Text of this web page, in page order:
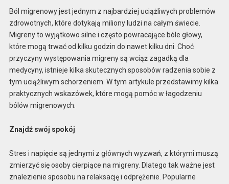
Ból migrenowy jest jednym z najbardziej uciążliwych problemów
zdrowotnych, które dotykają miliony ludzi na całym świecie.
Migreny to wyjątkowo silne i często powracające bóle głowy,
które mogą trwać od kilku godzin do nawet kilku dni. Choć
przyczyny występowania migreny są wciąż zagadką dla
medycyny, istnieje kilka skutecznych sposobów radzenia sobie z
tym uciążliwym schorzeniem. W tym artykule przedstawimy kilka
praktycznych wskazówek, które mogą pomóc w łagodzeniu
bólów migrenowych.
Znajdź swój spokój
Stres i napięcie są jednymi z głównych wyzwań, z którymi muszą
zmierzyć się osoby cierpiące na migreny. Dlatego tak ważne jest
znalezienie sposobu na relaksację i odprężenie. Popularne